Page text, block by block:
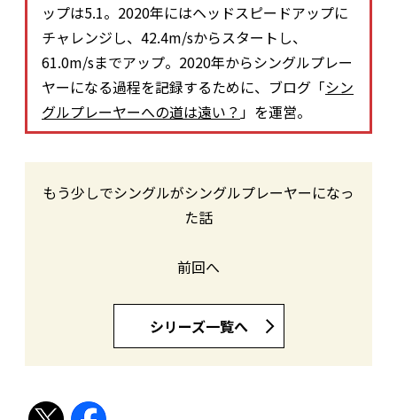
ップは5.1。2020年にはヘッドスピードアップに
チャレンジし、42.4m/sからスタートし、
61.0m/sまでアップ。2020年からシングルプレー
ヤーになる過程を記録するために、ブログ「シン
グルプレーヤーへの道は遠い？」を運営。
もう少しでシングルがシングルプレーヤーになっ
た話
前回へ
シリーズ一覧へ